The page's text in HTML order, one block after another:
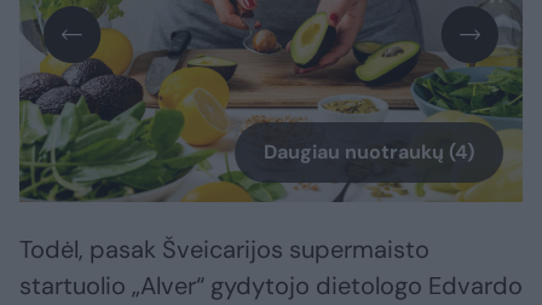
Daugiau nuotraukų (4)
Todėl, pasak Šveicarijos supermaisto
startuolio „Alver“ gydytojo dietologo Edvardo